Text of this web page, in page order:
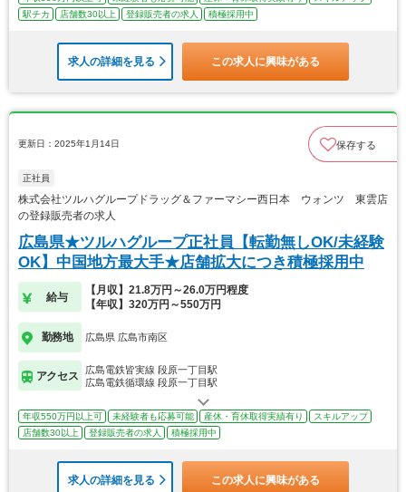
駅チカ
店舗数30以上 登録販売者の求人 積極採用中
求人の詳細を見る この求人に興味がある
更新日：2025年1月14日 保存する
正社員
株式会社ツルハグループドラッグ＆ファーマシー西日本 ウォンツ 東雲店
の登録販売者の求人
広島県★ツルハグループ正社員【転勤無しOK/未経験
OK】中国地方最大手★店舗拡大につき積極採用中
給与
【月収】21.8万円～26.0万円程度
【年収】320万円～550万円
勤務地 広島県 広島市南区
アクセス
広島電鉄皆実線 段原一丁目駅
広島電鉄循環線 段原一丁目駅
年収550万円以上可 未経験者も応募可能 産休・育休取得実績有り
スキルアップ
店舗数30以上
登録販売者の求人 積極採用中
求人の詳細を見る この求人に興味がある